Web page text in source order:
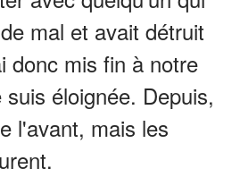
mal et avait détruit
donc mis fin à notre
éloignée. Depuis,
l'avant, mais les